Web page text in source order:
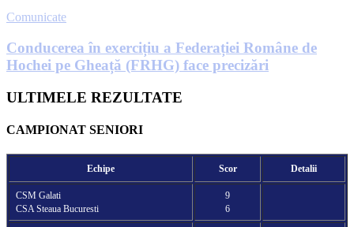
Comunicate
Conducerea în exercițiu a Federației Române de
Hochei pe Gheață (FRHG) face precizări
ULTIMELE REZULTATE
CAMPIONAT SENIORI
Echipe Scor Detalii
CSM Galati
CSA Steaua Bucuresti
9
6